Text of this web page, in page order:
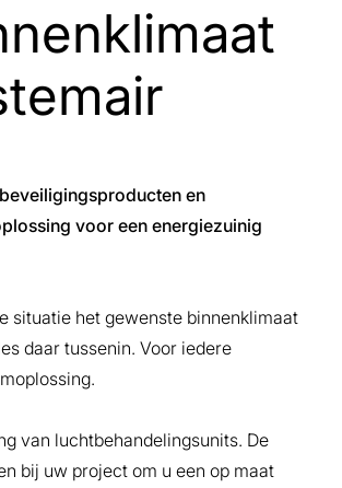
en
voor een energiezuinig
situatie het gewenste binnenklimaat
daar tussenin. Voor iedere
van luchtbehandelingsunits. De
bij uw project om u een op maat